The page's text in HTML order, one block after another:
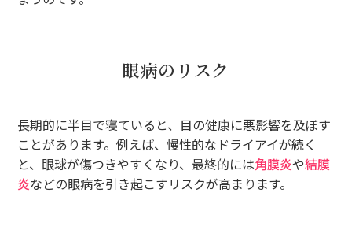
眼病のリスク
長期的に半目で寝ていると、目の健康に悪影響を及ぼす
ことがあります。例えば、慢性的なドライアイが続く
と、眼球が傷つきやすくなり、最終的には角膜炎や結膜
炎などの眼病を引き起こすリスクが高まります。